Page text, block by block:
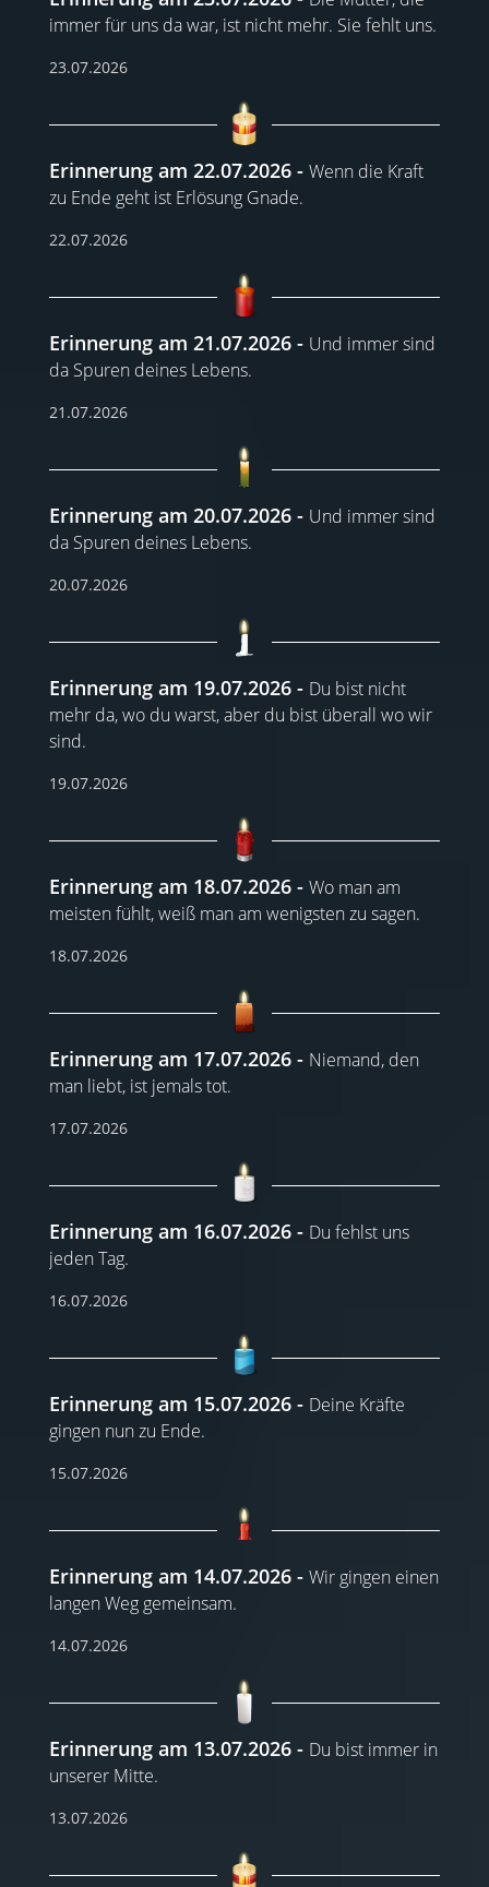
immer für uns da war, ist nicht mehr. Sie fehlt uns.
23.07.2026
Erinnerung am 22.07.2026
Wenn die Kraft
zu Ende geht ist Erlösung Gnade.
22.07.2026
Erinnerung am 21.07.2026
Und immer sind
da Spuren deines Lebens.
21.07.2026
Erinnerung am 20.07.2026
Und immer sind
da Spuren deines Lebens.
20.07.2026
Erinnerung am 19.07.2026
Du bist nicht
mehr da, wo du warst, aber du bist überall wo wir
sind.
19.07.2026
Erinnerung am 18.07.2026
Wo man am
meisten fühlt, weiß man am wenigsten zu sagen.
18.07.2026
Erinnerung am 17.07.2026
Niemand, den
man liebt, ist jemals tot.
17.07.2026
Erinnerung am 16.07.2026
Du fehlst uns
jeden Tag.
16.07.2026
Erinnerung am 15.07.2026
Deine Kräfte
gingen nun zu Ende.
15.07.2026
Erinnerung am 14.07.2026
Wir gingen einen
langen Weg gemeinsam.
14.07.2026
Erinnerung am 13.07.2026
Du bist immer in
unserer Mitte.
13.07.2026